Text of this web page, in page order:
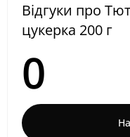
Відгуки про
цукерка 200 г
0